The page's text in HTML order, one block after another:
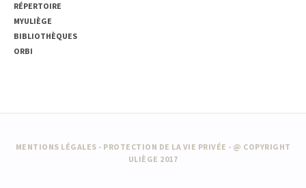
RÉPERTOIRE
MYULIÈGE
BIBLIOTHÈQUES
ORBI
MENTIONS LÉGALES - PROTECTION DE LA VIE PRIVÉE - @ COPYRIGHT
ULIÈGE 2017